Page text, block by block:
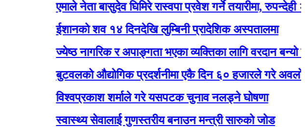
एमाले नेता बासुदेव घिमिरे रास्वपा प्रवेश गर्ने तयारीमा, रुपन्देही २ बाट
ईशानको शव १४ दिनदेखि लुम्बिनी प्रादेशिक अस्पतालमा
ज्येष्ठ नागरिक र अपाङ्गता भएका व्यक्तिका लागि वरदान बन्यो
बुटवलको औद्योगिक प्रदर्शनीमा एकै दिन ६० हजारले गरे अवलोकन
विश्वप्रकाश शर्माले गरे यसपटक चुनाव नलड्ने घोषणा
स्वास्थ्य सेवालाई गुणस्तरीय बनाउन मन्त्री सारुको जोड